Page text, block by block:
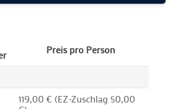
Preis pro Person
119,00 € (EZ-Zuschlag 50,00